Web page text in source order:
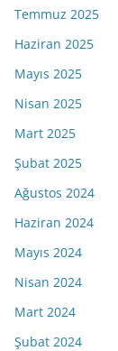
Temmuz 2025
Haziran 2025
Mayıs 2025
Nisan 2025
Mart 2025
Şubat 2025
Ağustos 2024
Haziran 2024
Mayıs 2024
Nisan 2024
Mart 2024
Şubat 2024